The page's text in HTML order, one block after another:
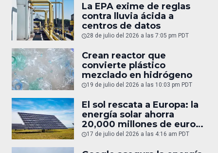
La EPA exime de reglas
contra lluvia ácida a
centros de datos
28 de julio del 2026 a las 7:05 pm PDT
Crean reactor que
convierte plástico
mezclado en hidrógeno
19 de julio del 2026 a las 10:03 pm PDT
El sol rescata a Europa: la
energía solar ahorra
20,000 millones de euros
en gas
17 de julio del 2026 a las 4:16 am PDT